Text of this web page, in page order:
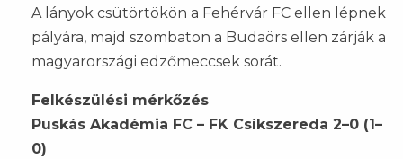
A lányok csütörtökön a Fehérvár FC ellen lépnek
pályára, majd szombaton a Budaörs ellen zárják a
magyarországi edzőmeccsek sorát.
Felkészülési mérkőzés
Puskás Akadémia FC – FK Csíkszereda 2–0 (1–
0)